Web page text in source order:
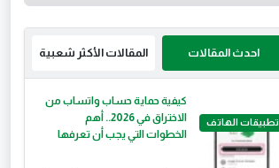
احدث المقالات المقالات الأكثر شعبية
تطبيقات الهاتف
كيفية حماية حساب واتساب من
الاختراق في 2026.. أهم
الخطوات التي يجب أن تعرفها